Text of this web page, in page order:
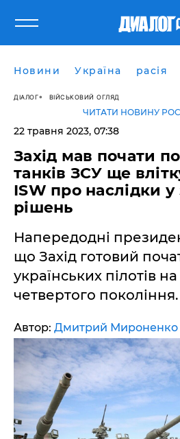
Новини Україна расія
ДІАЛОГ ВІЙСЬКОВИЙ ОГЛЯД
ЧИТАТИ НОВИНУ
22 травня 2023, 07:38
Захід мав почати
танків ЗСУ ще
ISW про наслідки у
рішень
Напередодні
що Захід готовий
українських пілотів на
четвертого покоління.
Автор: Дмитрий Мироненко